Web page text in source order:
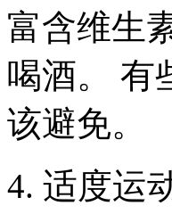
富含维生
喝酒。 有
该避免。
4. 适度运